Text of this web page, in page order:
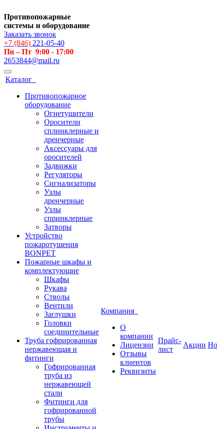
Противопожарные
системы и оборудование
Заказать звонок
+7 (846) 221-05-40
Пн – Пт 9:00 - 17:00
2653844@mail.ru
Каталог
Противопожарное
оборудование
Огнетушители
Оросители
сплинклерные и
дренчерные
Аксессуары для
оросителей
Задвижки
Регуляторы
Сигнализаторы
Узлы
дренчерные
Узлы
спринклерные
Затворы
Устройство
пожаротушения
BONPET
Пожарные шкафы и
комплектующие
Шкафы
Рукава
Стволы
Вентили
Заглушки
Головки
соединительные
Труба гофрированная
нержавеющая и
фитинги
Гофрированная
труба из
нержавеющей
стали
Фитинги для
гофрированной
трубы
Компания
О
компании
Лицензии
Отзывы
клиентов
Реквизиты
Прайс-
лист
Акции